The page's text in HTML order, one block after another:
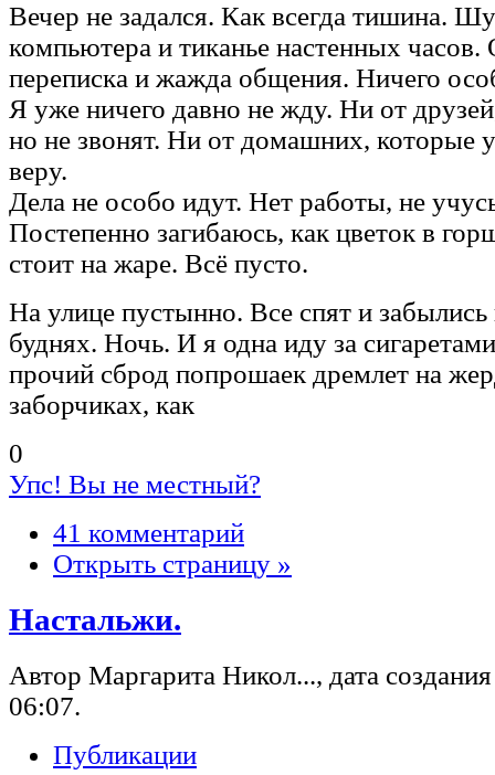
Вечер не задался. Как всегда тишина.
компьютера и тиканье настенных часов.
переписка и жажда общения. Ничего
Я уже ничего давно не жду. Ни от
но не звонят. Ни от домашних, которые
веру.
Дела не особо идут. Нет работы, не
Постепенно загибаюсь, как цветок в
стоит на жаре. Всё пусто.
На улице пустынно. Все спят и забылись
буднях. Ночь. И я одна иду за
прочий сброд попрошаек дремлет на
заборчиках, как
0
Упс! Вы не местный?
41 комментарий
Открыть страницу »
Настальжи.
Автор Маргарита Никол..., дата
06:07.
Публикации